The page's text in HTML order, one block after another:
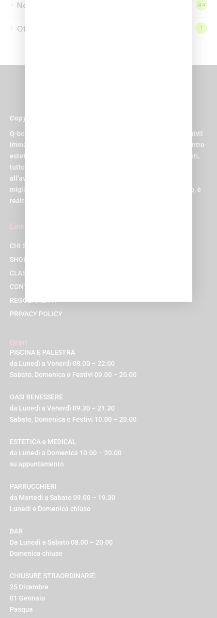
News 44
Offerte 1
Copyright © 2024 Q-bo Wellness
Q-bo non è solo un centro sportivo, è il paradiso per gli sportivi!
Immagina di avere una piscina, una palestra, una spa, un centro
estetico, un centro medico, un parrucchiere e una zona eventi,
tutto sotto lo stesso tetto. E non un tetto qualsiasi, ma uno
all’avanguardia, progettato per rendere la tua esperienza la
migliore possibile. Suona come un sogno, vero? Beh, al Q-bo, è
realtà!
Link
CHI SIAMO
SHOP
CLASSI
CONTATTACI
REGOLAMENTI
PRIVACY POLICY
Orari
PISCINA E PALESTRA
da Lunedì a Venerdì 08.00 – 22.00
Sabato, Domenica e Festivi 09.00 – 20.00
OASI BENESSERE
da Lunedì a Venerdì 09.30 – 21.30
Sabato, Domenica e Festivi 10.00 – 20.00
ESTETICA e MEDICAL
da Lunedì a Domenica 10.00 – 20.00
su appuntamento
PARRUCCHIERI
da Martedì a Sabato 09.00 – 19.30
Lunedì e Domenica chiuso
BAR
Da Lunedì a Sabato 08.00 – 20.00
Domenica chiuso
CHIUSURE STRAORDINARIE:
25 Dicembre
01 Gennaio
Pasqua